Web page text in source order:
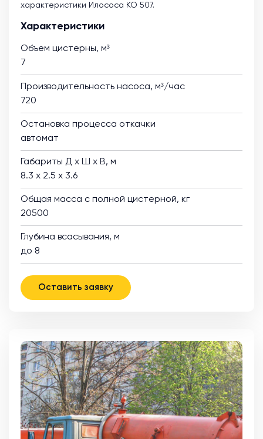
характеристики Илососа КО 507.
Характеристики
Объем цистерны, м³
7
Производительность насоса, м³/час
720
Остановка процесса откачки
автомат
Габариты Д х Ш х В, м
8.3 х 2.5 х 3.6
Общая масса с полной цистерной, кг
20500
Глубина всасывания, м
до 8
Оставить заявку